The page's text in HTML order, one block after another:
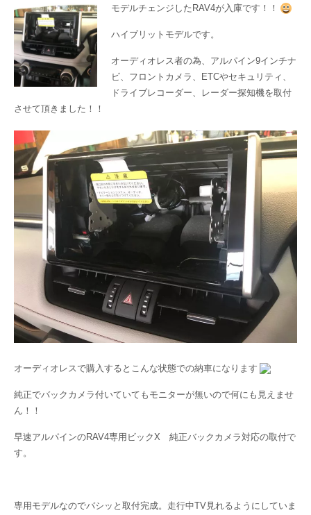
モデルチェンジしたRAV4が入庫です！！
ハイブリットモデルです。
オーディオレス者の為、アルパイン9インチナ
ビ、フロントカメラ、ETCやセキュリティ、
ドライブレコーダー、レーダー探知機を取付
させて頂きました！！
オーディオレスで購入するとこんな状態での納車になります
純正でバックカメラ付いていてもモニターが無いので何にも見えませ
ん！！
早速アルパインのRAV4専用ビックX 純正バックカメラ対応の取付で
す。
専用モデルなのでバシッと取付完成。走行中TV見れるようにしていま